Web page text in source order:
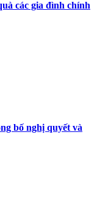
các gia đình chính
bố nghị quyết và